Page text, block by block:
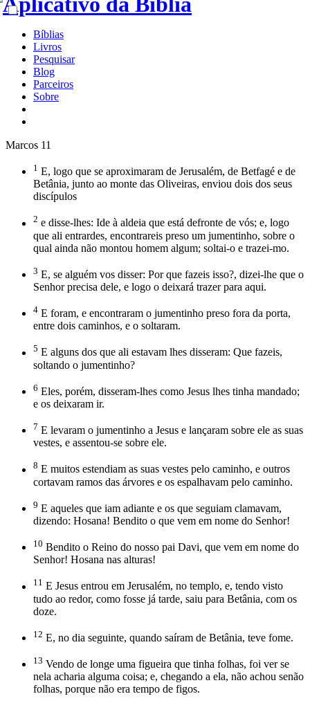
Bíblias
Livros
Pesquisar
Blog
Parceiros
Sobre
Marcos 11
1 E, logo que se aproximaram de Jerusalém, de Betfagé e de
Betânia, junto ao monte das Oliveiras, enviou dois dos seus
discípulos
2 e disse-lhes: Ide à aldeia que está defronte de vós; e, logo
que ali entrardes, encontrareis preso um jumentinho, sobre o
qual ainda não montou homem algum; soltai-o e trazei-mo.
3 E, se alguém vos disser: Por que fazeis isso?, dizei-lhe que o
Senhor precisa dele, e logo o deixará trazer para aqui.
4 E foram, e encontraram o jumentinho preso fora da porta,
entre dois caminhos, e o soltaram.
5 E alguns dos que ali estavam lhes disseram: Que fazeis,
soltando o jumentinho?
6 Eles, porém, disseram-lhes como Jesus lhes tinha mandado;
e os deixaram ir.
7 E levaram o jumentinho a Jesus e lançaram sobre ele as suas
vestes, e assentou-se sobre ele.
8 E muitos estendiam as suas vestes pelo caminho, e outros
cortavam ramos das árvores e os espalhavam pelo caminho.
9 E aqueles que iam adiante e os que seguiam clamavam,
dizendo: Hosana! Bendito o que vem em nome do Senhor!
10 Bendito o Reino do nosso pai Davi, que vem em nome do
Senhor! Hosana nas alturas!
11 E Jesus entrou em Jerusalém, no templo, e, tendo visto
tudo ao redor, como fosse já tarde, saiu para Betânia, com os
doze.
12 E, no dia seguinte, quando saíram de Betânia, teve fome.
13 Vendo de longe uma figueira que tinha folhas, foi ver se
nela acharia alguma coisa; e, chegando a ela, não achou senão
folhas, porque não era tempo de figos.